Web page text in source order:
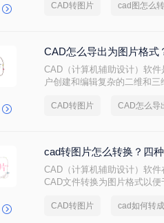
png格式。
CAD转图片 cad图怎么
CAD怎么导出为图片格式
CAD（计算机辅助设计）软
户创建和编辑复杂的二维和
将详细介绍几种将CAD导出为
CAD转图片 CAD怎么导
cad转图片怎么转换？四
CAD（计算机辅助设计）软
CAD文件转换为图片格式以
CAD转图片